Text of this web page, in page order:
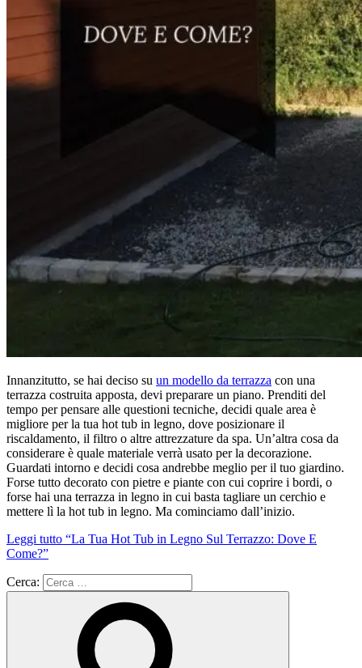
Innanzitutto, se hai deciso su un modello da terrazza con una
terrazza costruita apposta, devi preparare un piano. Prenditi del
tempo per pensare alle questioni tecniche, decidi quale area è
migliore per la tua hot tub in legno, dove posizionare il
riscaldamento, il filtro o altre attrezzature da spa. Un’altra cosa da
considerare è quale materiale verrà usato per la decorazione.
Guardati intorno e decidi cosa andrebbe meglio per il tuo giardino.
Forse tutto decorato con pietre e piante con cui coprire i bordi, o
forse hai una terrazza in legno in cui basta tagliare un cerchio e
mettere lì la hot tub in legno. Ma cominciamo dall’inizio.
Leggi tutto “La Tua Hot Tub in Legno Sul Terrazzo: Dove E
Come?”
Cerca: